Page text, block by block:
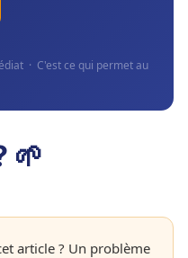
· C'est ce qui permet au
🌱
article ? Un problème